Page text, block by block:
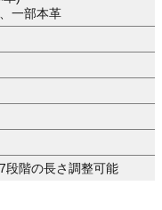
一部本革
段階の長さ調整可能